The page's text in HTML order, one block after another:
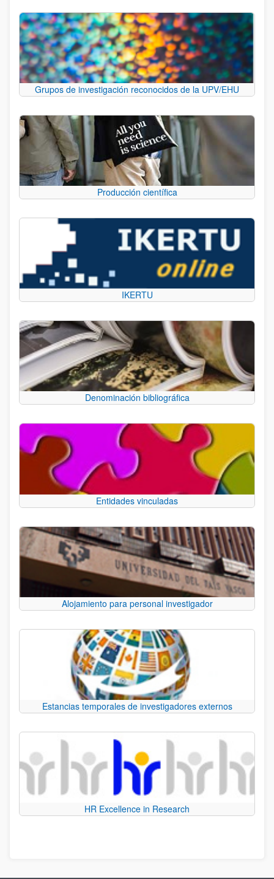
Grupos de investigación reconocidos de la UPV/EHU
Producción científica
IKERTU
Denominación bibliográfica
Entidades vinculadas
Alojamiento para personal investigador
Estancias temporales de investigadores externos
HR Excellence in Research